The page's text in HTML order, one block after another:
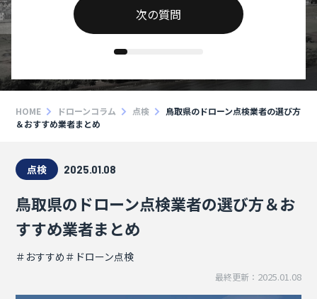
次の質問
HOME ドローンコラム 点検
鳥取県のドローン点検業者の選び方
＆おすすめ業者まとめ
点検 2025.01.08
鳥取県のドローン点検業者の選び方＆お
すすめ業者まとめ
＃おすすめ ＃ドローン点検
最終更新： 2025.01.08